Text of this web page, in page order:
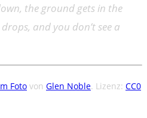
the ground gets in the
and you don’t see a
Foto von Glen Noble. Lizenz: CC0